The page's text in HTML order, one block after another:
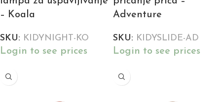
– Koala
SKU: KIDYNIGHT-KO
Login to see prices
Adventure
SKU: KIDYSLIDE-AD
Login to see prices